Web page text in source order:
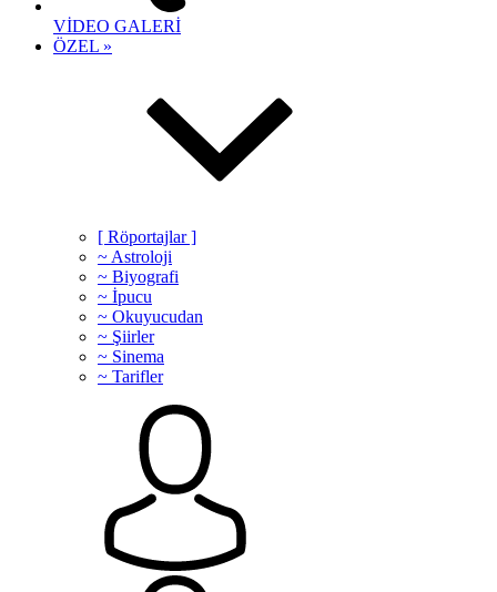
VİDEO GALERİ
ÖZEL »
[ Röportajlar ]
~ Astroloji
~ Biyografi
~ İpucu
~ Okuyucudan
~ Şiirler
~ Sinema
~ Tarifler